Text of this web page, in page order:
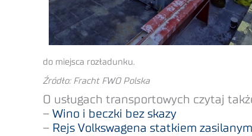
do miejsca rozładunku.
Źródło: Fracht FWO Polska
O usługach transportowych czytaj
– Wino i beczki bez skazy
– Rejs Volkswagena statkiem